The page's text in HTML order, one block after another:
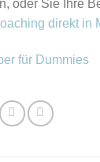
oder Sie Ihre
direkt in
für Dummies